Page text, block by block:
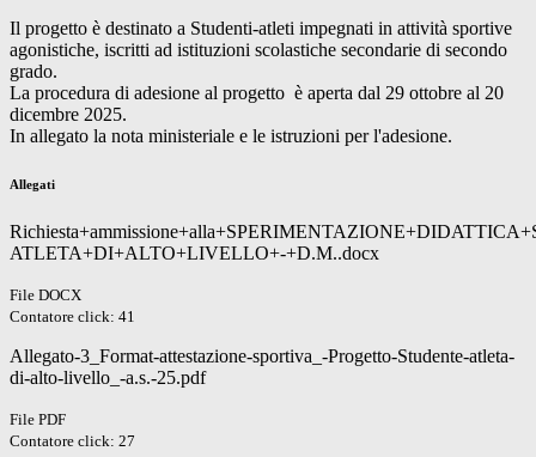
Il progetto è destinato a Studenti-atleti impegnati in attività sportive
agonistiche, iscritti ad istituzioni scolastiche secondarie di secondo
grado.
La procedura di adesione al progetto è aperta dal 29 ottobre al 20
dicembre 2025.
In allegato la nota ministeriale e le istruzioni per l'adesione.
Allegati
ATLETA+DI+ALTO+LIVELLO+-+D.M..docx
File DOCX
Contatore click: 41
Allegato-3_Format-attestazione-sportiva_-Progetto-Studente-atleta-
di-alto-livello_-a.s.-25.pdf
File PDF
Contatore click: 27